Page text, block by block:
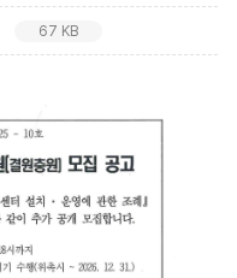
67 KB